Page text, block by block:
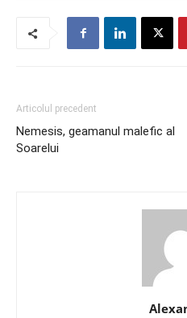
Articolul precedent
Nemesis, geamanul malefic al
Soarelui